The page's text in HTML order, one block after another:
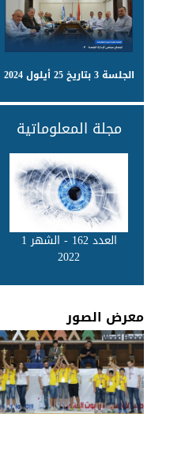
الجلسة 3 بتاريخ 25 أيلول 2024
مجلة المعلوماتية
العدد 162 - الشهر 1
2022
معرض الصور